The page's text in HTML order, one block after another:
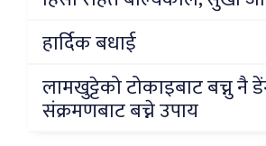
हार्दिक बधाई
लामखुट्टेको टोकाइबाट बच्नु नै
संक्रमणबाट बच्ने उपाय